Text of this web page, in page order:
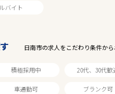
バイト
日南市の求人をこだわり条件から
積極採用中 20代、30代歓
車通勤可 ブランク可